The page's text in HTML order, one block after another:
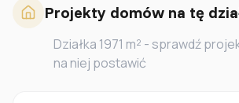
Projekty domów na tę
Działka 1971 m² - sprawdź
na niej postawić